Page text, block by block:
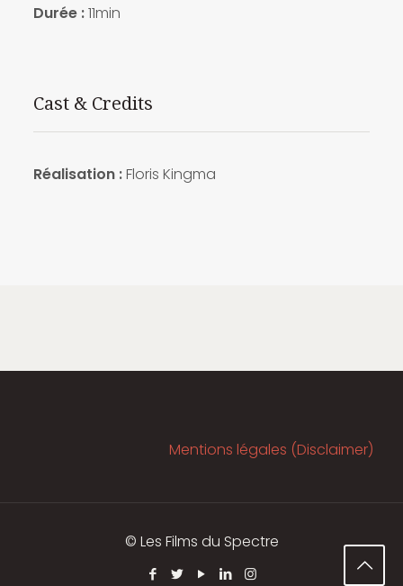
Durée :11min
Cast & Credits
Réalisation :Floris Kingma
Mentions légales (Disclaimer)
© Les Films du Spectre